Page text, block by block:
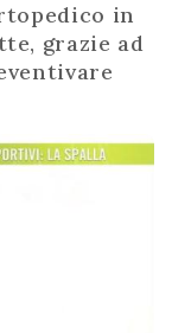
in
grazie ad